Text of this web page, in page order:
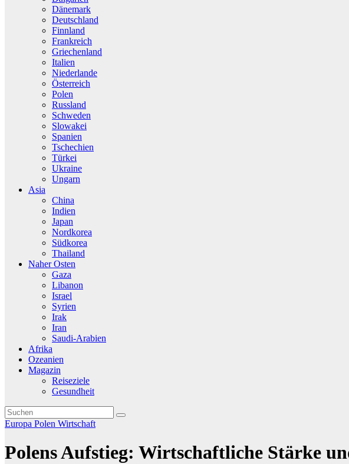
Dänemark
Deutschland
Finnland
Frankreich
Griechenland
Italien
Niederlande
Österreich
Polen
Russland
Schweden
Slowakei
Spanien
Tschechien
Türkei
Ukraine
Ungarn
Asia
China
Indien
Japan
Nordkorea
Südkorea
Thailand
Naher Osten
Gaza
Libanon
Israel
Syrien
Irak
Iran
Saudi-Arabien
Afrika
Ozeanien
Magazin
Reiseziele
Gesundheit
Europa Polen Wirtschaft
Polens Aufstieg: Wirtschaftliche Stärke